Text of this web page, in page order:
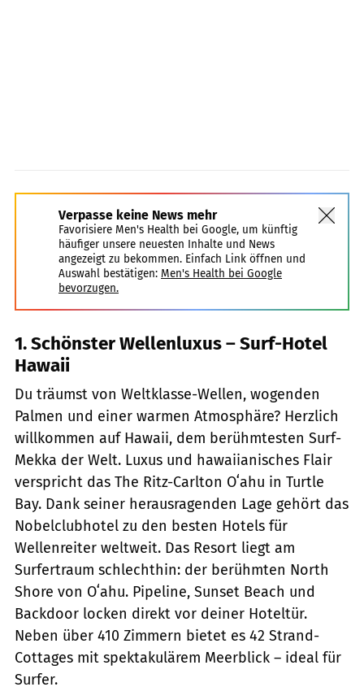
Verpasse keine News mehr
Favorisiere Men's Health bei Google, um künftig
häufiger unsere neuesten Inhalte und News
angezeigt zu bekommen. Einfach Link öffnen und
Auswahl bestätigen: Men's Health bei Google
bevorzugen.
1. Schönster Wellenluxus – Surf-Hotel
Hawaii
Du träumst von Weltklasse-Wellen, wogenden
Palmen und einer warmen Atmosphäre? Herzlich
willkommen auf Hawaii, dem berühmtesten Surf-
Mekka der Welt. Luxus und hawaiianisches Flair
verspricht das The Ritz-Carlton Oʻahu in Turtle
Bay. Dank seiner herausragenden Lage gehört das
Nobelclubhotel zu den besten Hotels für
Wellenreiter weltweit. Das Resort liegt am
Surfertraum schlechthin: der berühmten North
Shore von Oʻahu. Pipeline, Sunset Beach und
Backdoor locken direkt vor deiner Hoteltür.
Neben über 410 Zimmern bietet es 42 Strand-
Cottages mit spektakulärem Meerblick – ideal für
Surfer.